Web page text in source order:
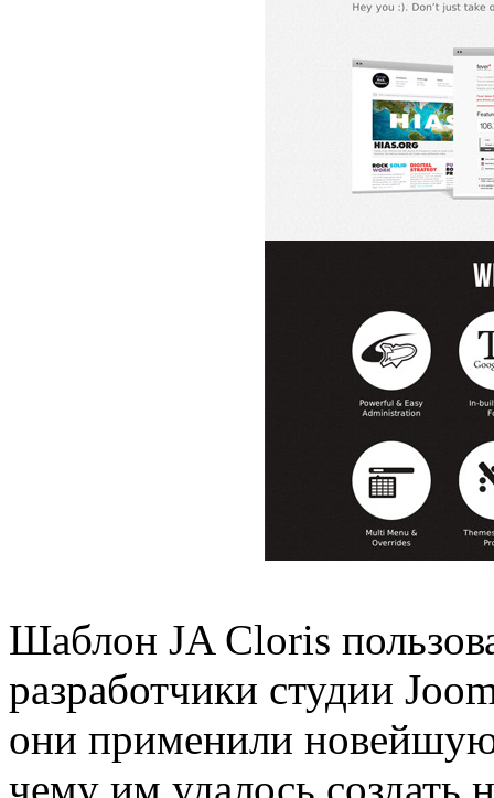
Шаблон JA Cloris
разработчики студии
они применили новейшую
чему им удалось создать